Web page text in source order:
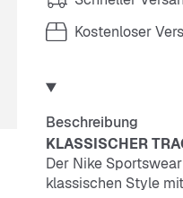
Kostenloser
Beschreibung
KLASSISCHER
Der Nike
klassischen Style